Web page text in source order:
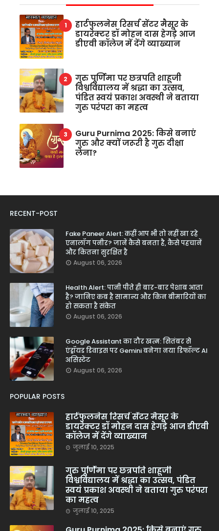
हार्टफुलनेस रिसर्च सेंटर मैसूर के
डायरेक्टर डॉ मोहन दास हेगड़े आज
डीएवी कॉलेज में देंगे व्याख्यान
गुरु पूर्णिमा पर छत्रपति शाहूजी
विश्वविद्यालय में श्रद्धा का उत्सव,
पंडित स्वयं प्रकाश अवस्थी ने बताया
गुरु परंपरा का महत्व
Guru Purnima 2025: किसे बनाएं
गुरु और क्यों जरूरी है गुरु दीक्षा
लेना?
RECENT-POST
Fake Paneer Alert: कहीं आप भी तो नहीं खा रहे
एनालॉग पनीर? जानें कैसे बनता है, कैसे पहचानें
और कितना सुरक्षित है
August 06, 2026
Health Alert: पानी पीते ही बार-बार पेशाब आता
है? जानिए कब है सामान्य और किन बीमारियों का
हो सकता है संकेत
August 06, 2026
Google Assistant का दौर खत्म: सितंबर से
एंड्रॉयड डिवाइस पर Gemini बनेगा नया डिफॉल्ट AI
असिस्टेंट
August 06, 2026
POPULAR POSTS
हार्टफुलनेस रिसर्च सेंटर मैसूर के
डायरेक्टर डॉ मोहन दास हेगड़े आज डीएवी
कॉलेज में देंगे व्याख्यान
जुलाई 10, 2025
गुरु पूर्णिमा पर छत्रपति शाहूजी
विश्वविद्यालय में श्रद्धा का उत्सव, पंडित
स्वयं प्रकाश अवस्थी ने बताया गुरु परंपरा
का महत्व
जुलाई 10, 2025